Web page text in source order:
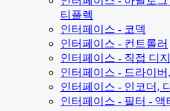
티플렉
인터페이스 - 코덱
인터페이스 - 컨트롤러
인터페이스 - 직접 디
인터페이스 - 드라이
인터페이스 - 인코더,
인터페이스 - 필터 - 액